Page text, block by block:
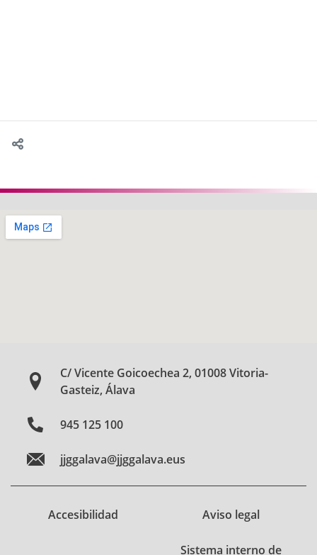
C/ Vicente Goicoechea 2, 01008 Vitoria-
Gasteiz, Álava
945 125 100
jjggalava@jjggalava.eus
Accesibilidad Aviso legal
Sistema interno de